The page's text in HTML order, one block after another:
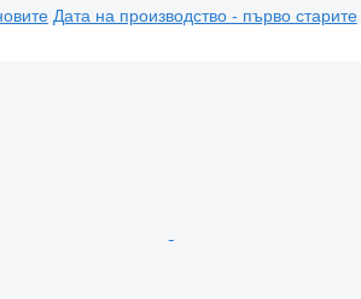
Дата на производство - първо старите